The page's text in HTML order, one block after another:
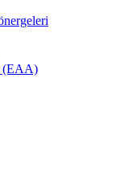
(EAA)